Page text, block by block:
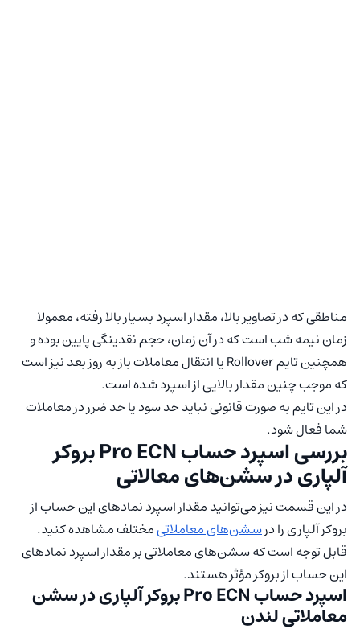
مناطقی که در تصاویر بالا، مقدار اسپرد بسیار بالا رفته، معمولا
زمان نیمه شب است که در آن زمان، حجم نقدینگی پایین بوده و
همچنین تایم Rollover یا انتقال معاملات باز به روز بعد نیز است
که موجب چنین مقدار بالایی از اسپرد شده است.
در این تایم به صورت قانونی نباید حد سود یا حد ضرر در معاملات
شما فعال شود.
بررسی اسپرد حساب Pro ECN بروکر
آلپاری در سشن‌های معالاتی
در این قسمت نیز می‌توانید مقدار اسپرد نمادهای این حساب از
بروکر آلپاری را درسشن‌های معاملاتیمختلف مشاهده کنید.
قابل توجه است که سشن‌های معاملاتی بر مقدار اسپرد نمادهای
این حساب از بروکر مؤثر هستند.
اسپرد حساب Pro ECN بروکر آلپاری در سشن
معاملاتی لندن